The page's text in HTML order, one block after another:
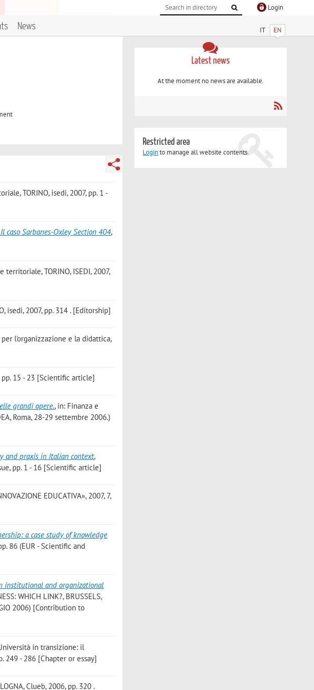
Login
IT EN
News
TORINO, isedi, 2007, pp. 1 -
caso Sarbanes-Oxley Section 404,
territoriale, TORINO, ISEDI, 2007,
isedi, 2007, pp. 314 . [Editorship]
l'organizzazione e la didattica,
pp. 15 - 23 [Scientific article]
grandi opere., in: Finanza e
Roma, 28-29 settembre 2006.)
and praxis in Italian context,
pp. 1 - 16 [Scientific article]
EDUCATIVA», 2007, 7,
a case study of knowledge
86 (EUR - Scientific and
institutional and organizational
WHICH LINK?, BRUSSELS,
2006) [Contribution to
in transizione: il
249 - 286 [Chapter or essay]
Clueb, 2006, pp. 320 .
Latest news
At the moment no news are available.
Restricted area
Loginto manage all website contents.